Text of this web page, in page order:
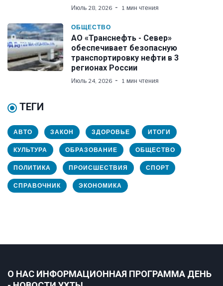
Июль 28, 2026 1 мин чтения
ОБЩЕСТВО
АО «Транснефть - Север»
обеспечивает безопасную
транспортировку нефти в 3
регионах России
Июль 24, 2026 1 мин чтения
ТЕГИ
АВТО ЗАКОН ЗДОРОВЬЕ ИТОГИ
КУЛЬТУРА ОБРАЗОВАНИЕ ОБЩЕСТВО
ПОЛИТИКА ПРОИСШЕСТВИЯ СПОРТ
СПРАВОЧНИК ЭКОНОМИКА
О НАС ИНФОРМАЦИОННАЯ ПРОГРАММА ДЕНЬ